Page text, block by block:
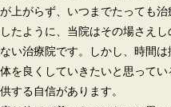
上がらず、いつまでたっても治
たように、当院はその場さえ
い治療院です。しかし、時間
を良くしていきたいと思って
する自信があります。